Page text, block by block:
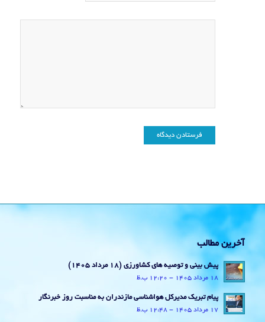
آخرین مطالب
پیش بینی و توصیه های کشاورزی (18 مرداد ۱۴۰۵)
18 مرداد 1405 - 12:20 ب.ظ
پیام تبریک مدیرکل هواشناسی مازندران به مناسبت روز خبرنگار
17 مرداد 1405 - 12:48 ب.ظ